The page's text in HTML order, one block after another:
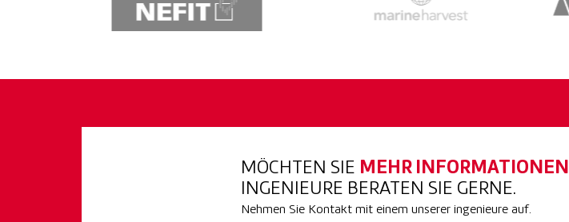
MÖCHTEN SIE MEHR INFORMATIONEN
INGENIEURE BERATEN SIE GERNE.
Nehmen Sie Kontakt mit einem unserer ingenieure auf.